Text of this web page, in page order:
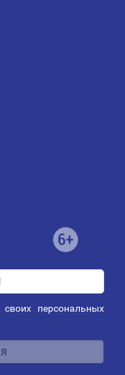
персональных